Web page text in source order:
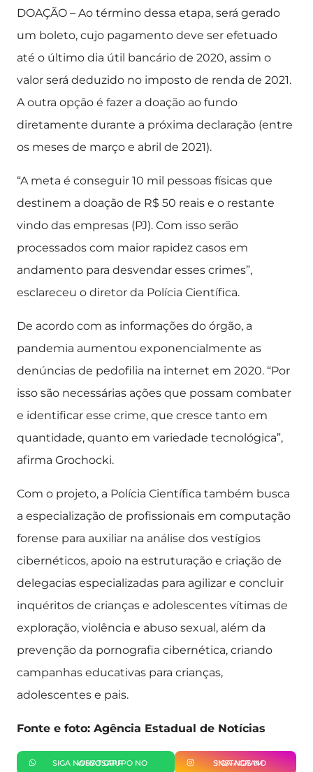
DOAÇÃO – Ao término dessa etapa, será gerado
um boleto, cujo pagamento deve ser efetuado
até o último dia útil bancário de 2020, assim o
valor será deduzido no imposto de renda de 2021.
A outra opção é fazer a doação ao fundo
diretamente durante a próxima declaração (entre
os meses de março e abril de 2021).
“A meta é conseguir 10 mil pessoas físicas que
destinem a doação de R$ 50 reais e o restante
vindo das empresas (PJ). Com isso serão
processados com maior rapidez casos em
andamento para desvendar esses crimes”,
esclareceu o diretor da Polícia Científica.
De acordo com as informações do órgão, a
pandemia aumentou exponencialmente as
denúncias de pedofilia na internet em 2020. “Por
isso são necessárias ações que possam combater
e identificar esse crime, que cresce tanto em
quantidade, quanto em variedade tecnológica”,
afirma Grochocki.
Com o projeto, a Polícia Científica também busca
a especialização de profissionais em computação
forense para auxiliar na análise dos vestígios
cibernéticos, apoio na estruturação e criação de
delegacias especializadas para agilizar e concluir
inquéritos de crianças e adolescentes vítimas de
exploração, violência e abuso sexual, além da
prevenção da pornografia cibernética, criando
campanhas educativas para crianças,
adolescentes e pais.
Fonte e foto: Agência Estadual de Notícias
SIGA NOSSO GRUPO NO WHATSAPP SIGA-NOS NO INSTAGRAM